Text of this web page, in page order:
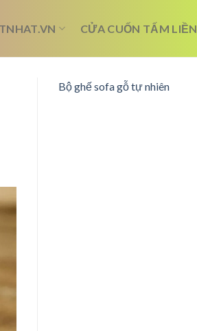
CỬA CUỐN TẤM LIỀN
Bộ ghế sofa gỗ tự nhiên